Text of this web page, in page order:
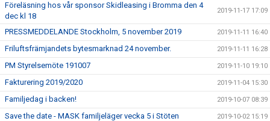
Föreläsning hos vår sponsor Skidleasing i Bromma den 4
dec kl 18
2019-11-17 17:09
PRESSMEDDELANDE Stockholm, 5 november 2019 2019-11-11 16:40
Friluftsfrämjandets bytesmarknad 24 november. 2019-11-11 16:28
PM Styrelsemöte 191007 2019-11-10 19:10
Fakturering 2019/2020 2019-11-04 15:30
Familjedag i backen! 2019-10-07 08:39
Save the date - MASK familjeläger vecka 5 i Stöten 2019-10-02 15:19